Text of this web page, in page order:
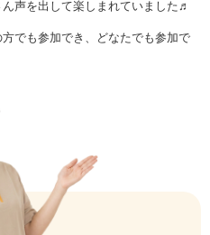
声を出して楽しまれていました♬
でも参加でき、どなたでも参加で